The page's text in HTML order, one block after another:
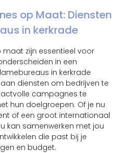
op Maat: Diensten
in kerkrade
zijn essentieel voor
in een
in kerkrade
diensten om bedrijven te
campagnes te
hun doelgroepen. Of je nu
of een groot internationaal
kan samenwerken met jou
die past bij je
en budget.